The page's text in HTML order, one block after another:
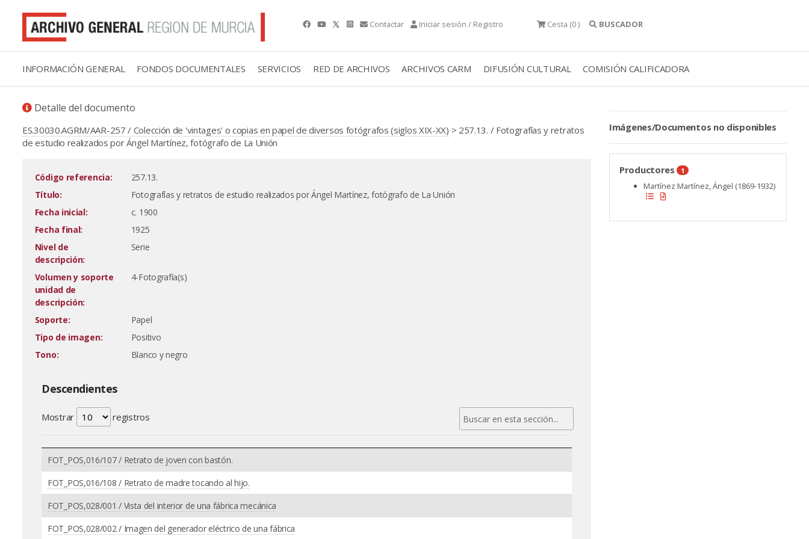
Contactar Iniciar sesión / Registro Cesta (0 ) BUSCADOR
INFORMACIÓN GENERAL FONDOS DOCUMENTALES SERVICIOS RED DE ARCHIVOS ARCHIVOS CARM DIFUSIÓN CULTURAL COMISIÓN CALIFICADORA
Detalle del documento
ES.30030.AGRM/AAR-257 / Colección de 'vintages' o copias en papel de diversos fotógrafos (siglos XIX-XX) > 257.13. / Fotografías y retratos
de estudio realizados por Ángel Martínez, fotógrafo de La Unión
Código referencia:
257.13.
Título:
Fotografías y retratos de estudio realizados por Ángel Martínez, fotógrafo de La Unión
Fecha inicial:
c. 1900
Fecha final:
1925
Nivel de
descripción:
Serie
Volumen y soporte
unidad de
descripción:
4-Fotografía(s)
Soporte:
Papel
Tipo de imagen:
Positivo
Tono:
Blanco y negro
Descendientes
Mostrar registros
FOT_POS,016/107 / Retrato de joven con bastón.
FOT_POS,016/108 / Retrato de madre tocando al hijo.
FOT_POS,028/001 / Vista del interior de una fábrica mecánica
FOT_POS,028/002 / Imagen del generador eléctrico de una fábrica
Imágenes/Documentos no disponibles
Productores 1
Martínez Martínez, Ángel (1869-1932)